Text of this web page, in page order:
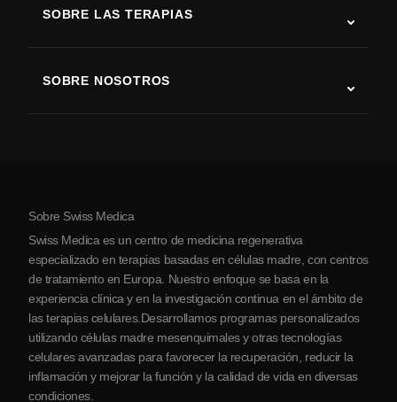
Enfermedad de Parkinson
Artritis
SOBRE LAS TERAPIAS
SOBRE NOSOTROS
Sobre Serbia
Colaboraciones
Sobre Swiss Medica
Swiss Medica es un centro de medicina regenerativa
especializado en terapias basadas en células madre, con centros
de tratamiento en Europa. Nuestro enfoque se basa en la
experiencia clínica y en la investigación continua en el ámbito de
las terapias celulares.Desarrollamos programas personalizados
utilizando células madre mesenquimales y otras tecnologías
celulares avanzadas para favorecer la recuperación, reducir la
inflamación y mejorar la función y la calidad de vida en diversas
condiciones.